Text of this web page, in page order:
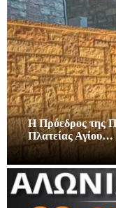
Η Πρόεδρος της
Πλατείας Αγίου…